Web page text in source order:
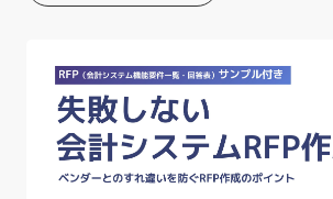
お役立ち情報
採用